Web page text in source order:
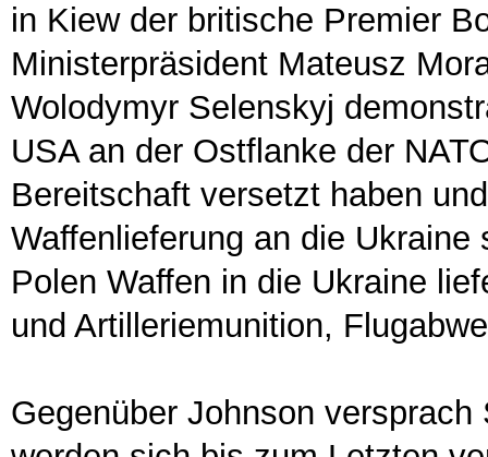
in Kiew der britische Premier
Ministerpräsident Mateusz
Wolodymyr Selenskyj
USA an der Ostflanke der
Bereitschaft versetzt haben
Waffenlieferung an die
Polen Waffen in die Ukraine
und Artilleriemunition,
Gegenüber Johnson